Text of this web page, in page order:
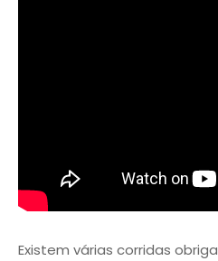
Existem várias corridas